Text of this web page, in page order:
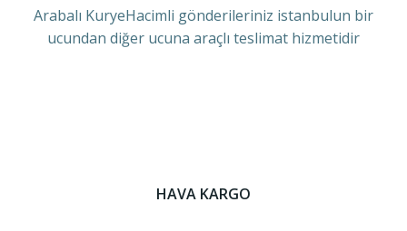
Arabalı KuryeHacimli gönderileriniz istanbulun bir
ucundan diğer ucuna araçlı teslimat hizmetidir
HAVA KARGO